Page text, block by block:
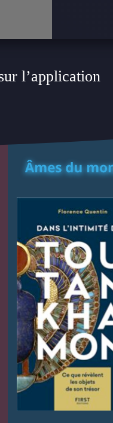
l’application